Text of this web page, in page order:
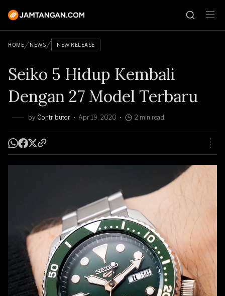
HOME NEWS NEW RELEASE
Seiko 5 Hidup Kembali
Dengan 27 Model Terbaru
by Contributor Apr 19, 2020 2 min read